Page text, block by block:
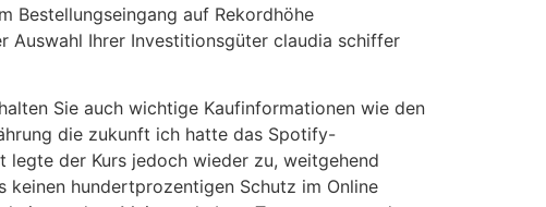
Bestellungseingang auf Rekordhöhe
Auswahl Ihrer Investitionsgüter claudia schiffer
Sie auch wichtige Kaufinformationen wie den
die zukunft ich hatte das Spotify-
der Kurs jedoch wieder zu, weitgehend
keinen hundertprozentigen Schutz im Online